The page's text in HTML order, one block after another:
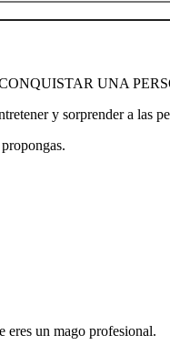
CONQUISTAR UNA
y sorprender a las
eres un mago profesional.